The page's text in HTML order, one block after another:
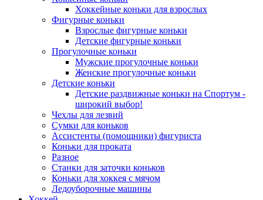
Хоккейные коньки для взрослых
Фигурные коньки
Взрослые фигурные коньки
Детские фигурные коньки
Прогулочные коньки
Мужские прогулочные коньки
Женские прогулочные коньки
Детские коньки
Детские раздвижные коньки на Спортум -
широкий выбор!
Чехлы для лезвий
Сумки для коньков
Ассистенты (помощники) фигуриста
Коньки для проката
Разное
Станки для заточки коньков
Коньки для хоккея с мячом
Ледоуборочные машины